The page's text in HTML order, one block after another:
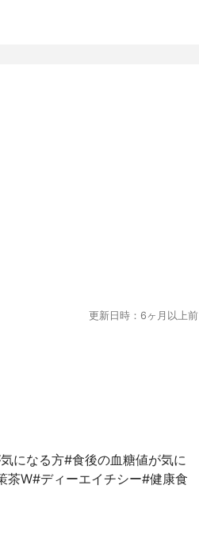
更新日時：6ヶ月以上前
になる方#食後の血糖値が気に
茶W#ディーエイチシー#健康食